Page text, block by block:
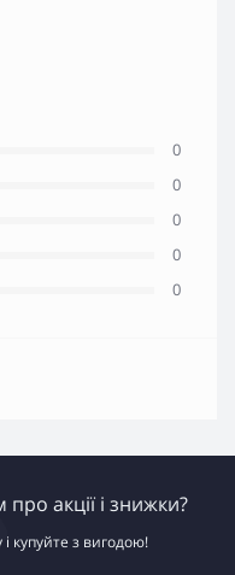
0
0
0
0
0
акції і знижки?
купуйте з вигодою!